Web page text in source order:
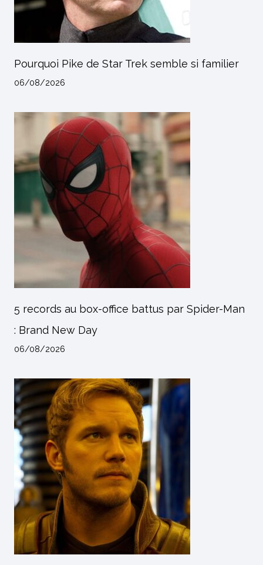
Pourquoi Pike de Star Trek semble si familier
06/08/2026
5 records au box-office battus par Spider-Man
: Brand New Day
06/08/2026